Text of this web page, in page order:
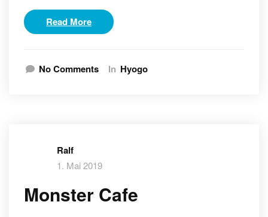
Read More
No Comments In Hyogo
Ralf
1. Mai 2019
Monster Cafe